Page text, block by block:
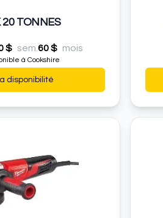
20 TONNES
$ sem. 60 $ mois
à Cookshire
disponibilité